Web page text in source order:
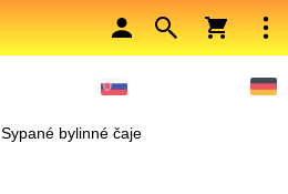
Sypané bylinné čaje